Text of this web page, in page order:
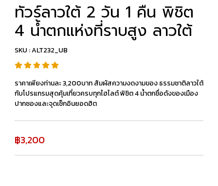
ทัวร์ลาวใต้ 2 วัน 1 คืน พิชิต
4 น้ำตกแห่งที่ราบสูง ลาวใต้
SKU : ALT232_UB
ราคาเพียงท่านละ 3,200บาท สัมผัสความงดงามของ ธรรมชาติลาวใต้
กับโปรแกรมสุดคุ้มเที่ยวครบทุกไฮไลต์ พิชิต 4 น้ำตกชื่อดังของเมือง
ปากซองและจุดเช็กอินยอดฮิต
฿3,200